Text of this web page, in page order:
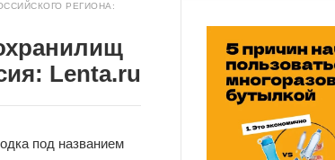
РЕГИОНА:
Lenta.ru
под названием